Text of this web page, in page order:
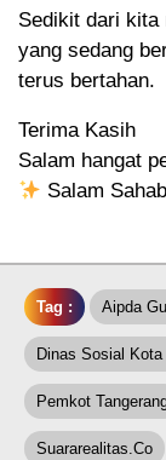
Sedikit dari kita
yang sedang
terus bertahan.
Terima Kasih
Salam hangat
Salam
Tag : Aipda
Dinas Sosial Kota
Pemkot
Suararealitas.co